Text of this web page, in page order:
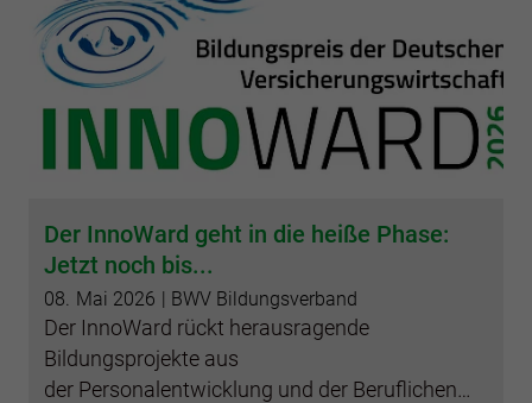
Der InnoWard geht in die heiße Phase:
Jetzt noch bis...
08. Mai 2026 | BWV Bildungsverband
Der InnoWard rückt herausragende
Bildungsprojekte aus
der Personalentwicklung und der Beruflichen…